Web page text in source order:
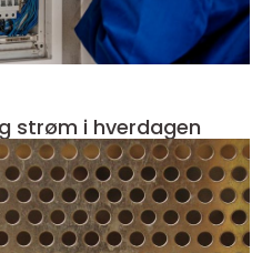
kløfta trygg strøm i hverdagen